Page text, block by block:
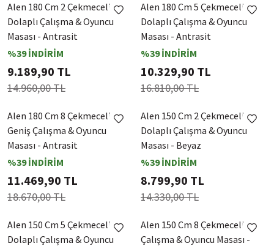
Alen 180 Cm 2 Çekmeceli 2
Dolaplı Çalışma & Oyuncu
Masası - Antrasit
%39 İNDİRİM
9.189,90 TL
14.960,00 TL
Alen 180 Cm 5 Çekmeceli
Dolaplı Çalışma & Oyuncu
Masası - Antrasit
%39 İNDİRİM
10.329,90 TL
16.810,00 TL
Alen 180 Cm 8 Çekmeceli
Geniş Çalışma & Oyuncu
Masası - Antrasit
%39 İNDİRİM
11.469,90 TL
18.670,00 TL
Alen 150 Cm 2 Çekmeceli 2
Dolaplı Çalışma & Oyuncu
Masası - Beyaz
%39 İNDİRİM
8.799,90 TL
14.330,00 TL
Alen 150 Cm 5 Çekmeceli
Dolaplı Çalışma & Oyuncu
Alen 150 Cm 8 Çekmeceli
Çalışma & Oyuncu Masası -